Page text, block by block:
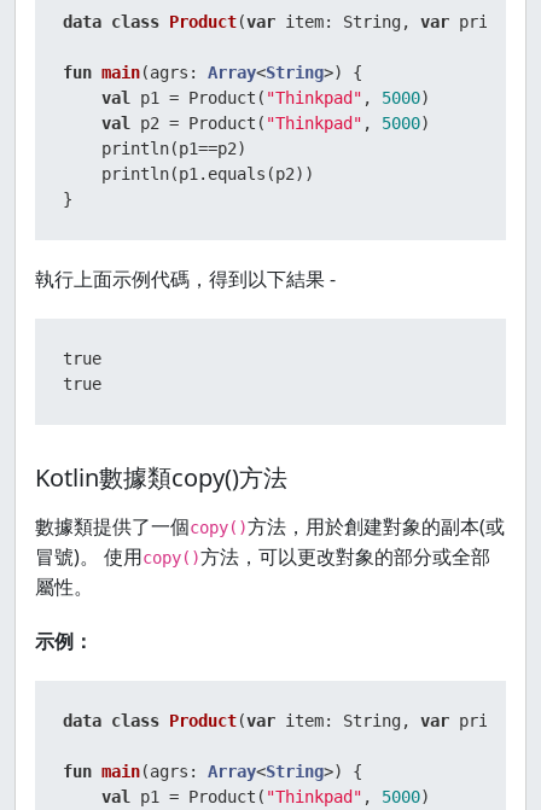
data class Product(var item: String, var price:
fun main(agrs: Array<String>)
{
val
p1 = Product( "Thinkpad" , 5000)
val
p2 = Product( "Thinkpad" , 5000)
    println(p1==p2)
    println(p1.equals(p2))
}
執行上面示例代碼，得到以下結果 -
true
true
Kotlin數據類copy()方法
數據類提供了一個copy()方法，用於創建對象的副本(或
冒號)。 使用copy()方法，可以更改對象的部分或全部
屬性。
示例：
data class Product(var item: String, var price:
fun main(agrs: Array<String>)
{
val
p1 = Product( "Thinkpad" , 5000)